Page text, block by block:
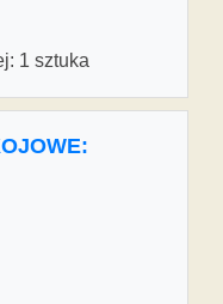
1 sztuka